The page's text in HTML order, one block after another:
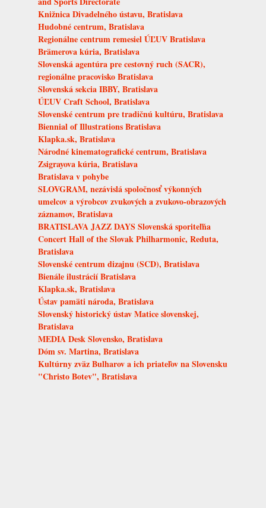
Knižnica Divadelného ústavu, Bratislava
Hudobné centrum, Bratislava
Regionálne centrum remesiel ÚĽUV Bratislava
Brämerova kúria, Bratislava
Slovenská agentúra pre cestovný ruch (SACR),
regionálne pracovisko Bratislava
Slovenská sekcia IBBY, Bratislava
ÚĽUV Craft School, Bratislava
Slovenské centrum pre tradičnú kultúru, Bratislava
Biennial of Illustrations Bratislava
Klapka.sk, Bratislava
Národné kinematografické centrum, Bratislava
Zsigrayova kúria, Bratislava
Bratislava v pohybe
SLOVGRAM, nezávislá spoločnosť výkonných
umelcov a výrobcov zvukových a zvukovo-obrazových
záznamov, Bratislava
BRATISLAVA JAZZ DAYS Slovenská sporiteľňa
Concert Hall of the Slovak Philharmonic, Reduta,
Bratislava
Slovenské centrum dizajnu (SCD), Bratislava
Bienále ilustrácií Bratislava
Klapka.sk, Bratislava
Ústav pamäti národa, Bratislava
Slovenský historický ústav Matice slovenskej,
Bratislava
MEDIA Desk Slovensko, Bratislava
Dóm sv. Martina, Bratislava
Kultúrny zväz Bulharov a ich priateľov na Slovensku
"Christo Botev", Bratislava